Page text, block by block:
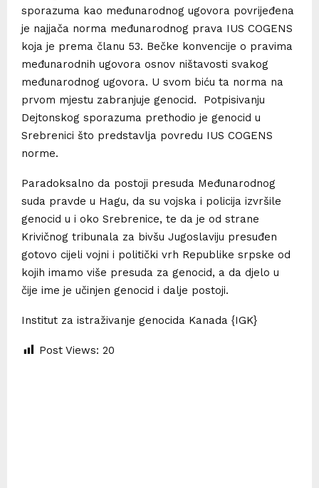
sporazuma kao međunarodnog ugovora povrijeđena
je najjača norma međunarodnog prava IUS COGENS
koja je prema članu 53. Bečke konvencije o pravima
međunarodnih ugovora osnov ništavosti svakog
međunarodnog ugovora. U svom biću ta norma na
prvom mjestu zabranjuje genocid. Potpisivanju
Dejtonskog sporazuma prethodio je genocid u
Srebrenici što predstavlja povredu IUS COGENS
norme.
Paradoksalno da postoji presuda Međunarodnog
suda pravde u Hagu, da su vojska i policija izvršile
genocid u i oko Srebrenice, te da je od strane
Krivičnog tribunala za bivšu Jugoslaviju presuđen
gotovo cijeli vojni i politički vrh Republike srpske od
kojih imamo više presuda za genocid, a da djelo u
čije ime je učinjen genocid i dalje postoji.
Institut za istraživanje genocida Kanada {IGK}
Post Views: 20